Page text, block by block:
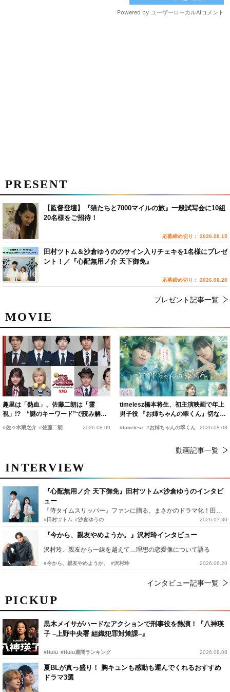
PICKUP
黒木メイサがハードなアクションで刑事役を熱演！『八神瑛
子 –上野中央署 組織犯罪対策課–』
#Hulu #Hulu週間ランキング 2026.08.08
夏BLが真っ盛り！ 胸キュンも感動も運んでくれるおすすめ
ドラマ3選
MOVIE
趣里は「熱血」、佐藤二朗は「霊
視」!? “謎のキーワード”で読み解く
#佐々木蔵之介 #佐藤二朗 2026.08.09
timelesz橋本将生、初主演映画で年上
男子役 『お姉ちゃんの翠くん』切ない
#timelesz #お姉ちゃんの翠くん 2026.08.08
動画記事一覧
INTERVIEW
『心配無用ノ介 天下御免』田村ツトム×沙倉ゆうのインタビ
ュー
『侍タイムスリッパー』ファンに贈る、まさかのドラマ化！田村ツトム×沙倉ゆうのが語る『心配無用ノ介』撮影秘話
#田村ツトム #沙倉ゆうの 2026.07.30
『今から、親友やめようか。』沢村玲インタビュー
沢村玲、親友から一線を越えて…理想の恋愛像について語る
#今から、親友やめようか。 #沢村玲 2026.06.20
インタビュー記事一覧
PRESENT
【監督登壇】『猫たちと7000マイルの旅』一般試写会に10組
20名様をご招待！
応募締め切り： 2026.08.15
田村ツトム＆沙倉ゆうののサイン入りチェキを1名様にプレゼ
ント！／『心配無用ノ介 天下御免』
応募締め切り： 2026.08.20
プレゼント記事一覧